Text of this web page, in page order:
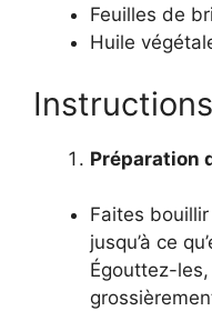
Feuilles de
Huile
Préparation
Faites
jusqu’à ce
Égouttez-